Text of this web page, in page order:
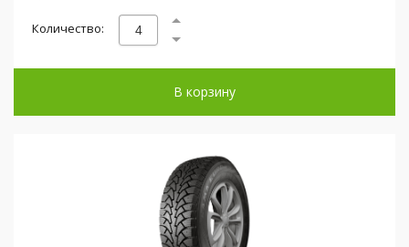
Количество:
В корзину